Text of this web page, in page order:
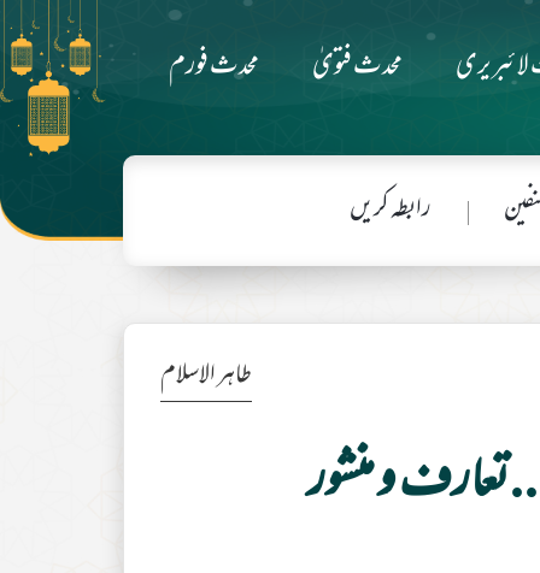
محدث فتویٰ محدث فورم
رابطہ کریں
طاہر الاسلام
و منشور